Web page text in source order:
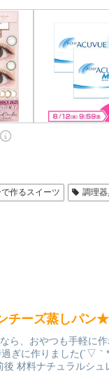
作るスイーツ 調理
チーズ蒸しパン
ら、おやつも手軽に
ぎに作りました(´▽｀
材料ナチュラルシュ